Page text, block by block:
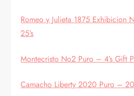
Romeo y Julieta 1875 Exhibicion
25’s
Montecristo No2 Puro – 4’s Gift
Camacho Liberty 2020 Puro –